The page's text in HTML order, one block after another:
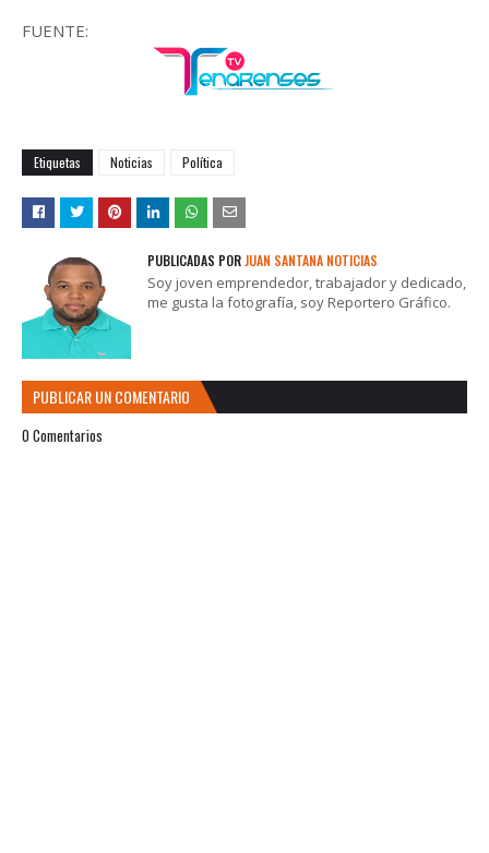
FUENTE:
Etiquetas Noticias Política
PUBLICADAS PORJUAN SANTANA NOTICIAS
Soy joven emprendedor, trabajador y dedicado,
me gusta la fotografía, soy Reportero Gráfico.
PUBLICAR UN COMENTARIO
0 Comentarios